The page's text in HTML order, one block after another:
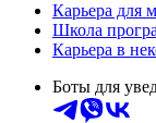
Карьера для
Школа
Карьера в
Боты для